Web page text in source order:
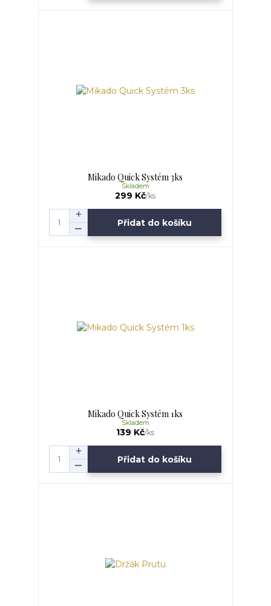
Mikado Quick Systém 3ks
299 Kč/ks
Skladem
Přidat do košíku
Mikado Quick Systém 1ks
139 Kč/ks
Skladem
Přidat do košíku